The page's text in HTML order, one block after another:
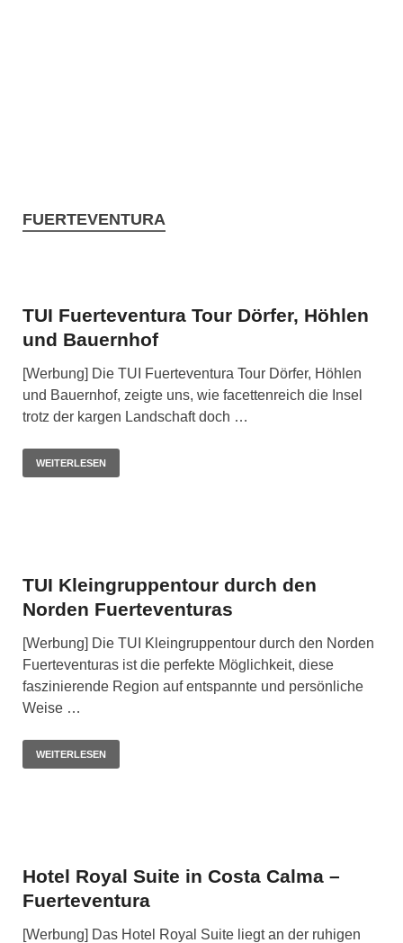
FUERTEVENTURA
TUI Fuerteventura Tour Dörfer, Höhlen
und Bauernhof
[Werbung] Die TUI Fuerteventura Tour Dörfer, Höhlen
und Bauernhof, zeigte uns, wie facettenreich die Insel
trotz der kargen Landschaft doch …
WEITERLESEN
TUI Kleingruppentour durch den
Norden Fuerteventuras
[Werbung] Die TUI Kleingruppentour durch den Norden
Fuerteventuras ist die perfekte Möglichkeit, diese
faszinierende Region auf entspannte und persönliche
Weise …
WEITERLESEN
Hotel Royal Suite in Costa Calma –
Fuerteventura
[Werbung] Das Hotel Royal Suite liegt an der ruhigen